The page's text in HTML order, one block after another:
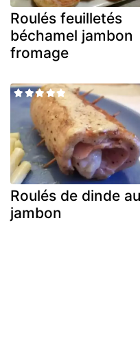
Roulés feuilletés
béchamel jambon
fromage
Roulés de dinde au
jambon